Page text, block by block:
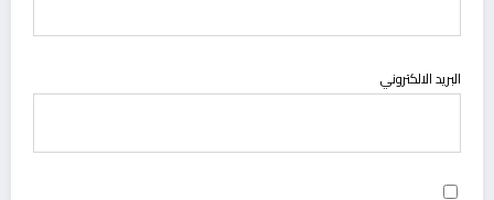
البريد الالكتروني